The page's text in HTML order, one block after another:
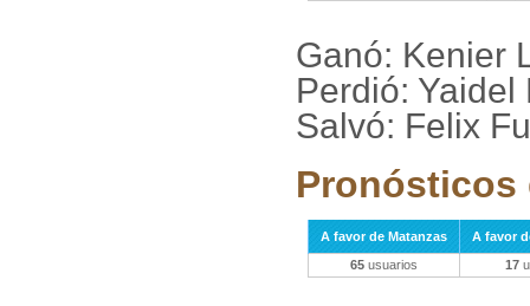
Ganó: Kenier
Perdió:
Salvó: Felix
Pronósticos
A favor de Matanzas
A favor
65 usuarios 17